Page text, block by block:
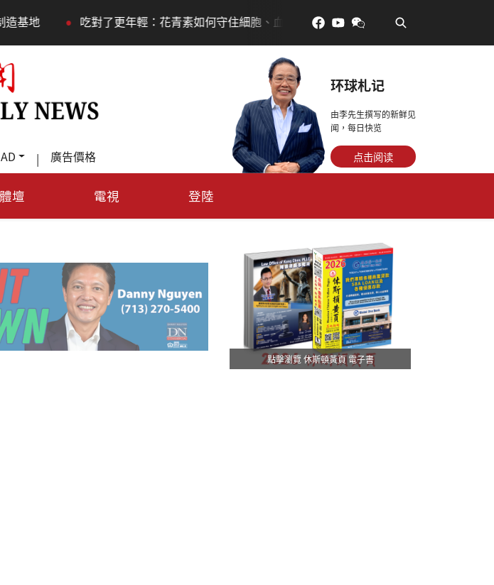
吃對了更年輕：花青素如何守住細胞、血管與大腦活力 眼睛好累?古人說「久視傷血」道
| 廣告價格
环球札记
由李先生撰写的新鲜见
闻，每日快览
点击阅读
體壇 電視 登陸
點擊瀏覽 休斯頓黃頁 電子書